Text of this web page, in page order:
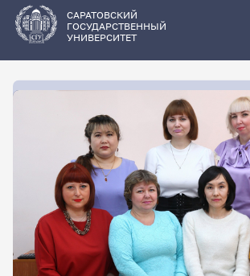
основному
содержанию
САРАТОВСКИЙ
ГОСУДАРСТВЕННЫЙ
УНИВЕРСИТЕТ